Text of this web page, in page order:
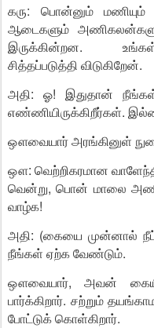
கரு: பொன்னும் மணியும்
ஆடைகளும்
இருக்கின்றன.
சித்தப்படுத்தி விடுகிறேன்.
அதி: ஓ! இதுதான்
எண்ணியிருக்கிறீர்கள்.
ஔவையார் அரங்கினுள்
ஔ: வெற்றிகரமான
வென்று, பொன் மாலை
வாழ்க!
அதி: (கையை முன்னால்
நீங்கள் ஏற்க வேண்டும்.
ஔவையார், அவன்
பார்க்கிறார். சற்றும்
போட்டுக் கொள்கிறார்.